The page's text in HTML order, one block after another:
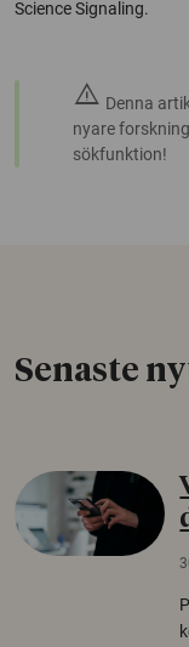
Science Signaling.
warning Denna
nyare
sökfunktion!
Senaste